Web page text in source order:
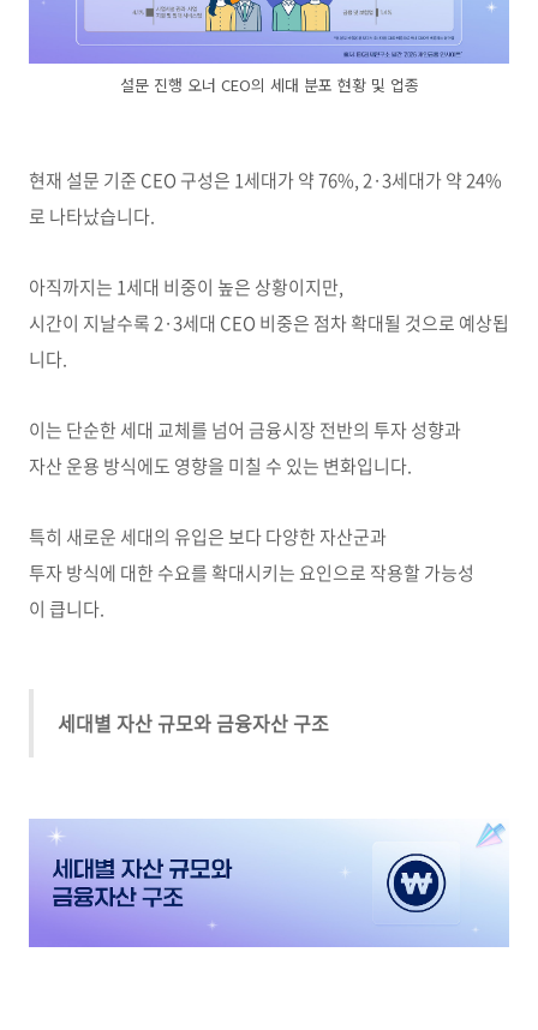
설문 진행 오너 CEO의 세대 분포 현황 및 업종
현재 설문 기준 CEO 구성은 1세대가 약 76%, 2·3세대가 약 24%
로 나타났습니다.
아직까지는 1세대 비중이 높은 상황이지만,
시간이 지날수록 2·3세대 CEO 비중은 점차 확대될 것으로 예상됩
니다.
이는 단순한 세대 교체를 넘어 금융시장 전반의 투자 성향과
자산 운용 방식에도 영향을 미칠 수 있는 변화입니다.
특히 새로운 세대의 유입은 보다 다양한 자산군과
투자 방식에 대한 수요를 확대시키는 요인으로 작용할 가능성
이 큽니다.
세대별 자산 규모와 금융자산 구조